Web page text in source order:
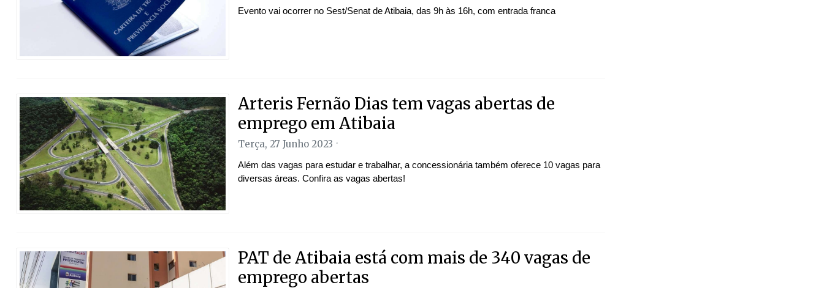
Evento vai ocorrer no Sest/Senat de Atibaia, das 9h às 16h, com entrada franca
Arteris Fernão Dias tem vagas abertas de
emprego em Atibaia
Terça, 27 Junho 2023
Além das vagas para estudar e trabalhar, a concessionária também oferece 10 vagas para
diversas áreas. Confira as vagas abertas!
PAT de Atibaia está com mais de 340 vagas de
emprego abertas